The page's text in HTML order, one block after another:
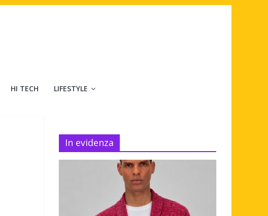
HI TECH LIFESTYLE
In evidenza